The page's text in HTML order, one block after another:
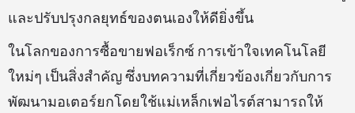
และปรับปรุงกลยุทธ์ของตนเองให้ดียิ่งขึ้น
ในโลกของการซื้อขายฟอเร็กซ์ การเข้าใจเทคโนโลยี
ใหม่ๆ เป็นสิ่งสำคัญ ซึ่งบทความที่เกี่ยวข้องเกี่ยวกับการ
พัฒนามอเตอร์ยกโดยใช้แม่เหล็กเฟอไรต์สามารถให้